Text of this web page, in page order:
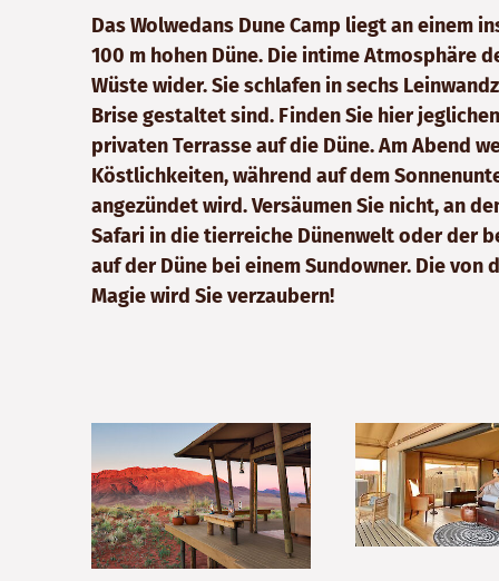
Das Wolwedans Dune Camp liegt an einem
100 m hohen Düne. Die intime Atmosphäre
Wüste wider. Sie schlafen in sechs
Brise gestaltet sind. Finden Sie hier
privaten Terrasse auf die Düne. Am Abend
Köstlichkeiten, während auf dem
angezündet wird. Versäumen Sie nicht, an
Safari in die tierreiche Dünenwelt oder der
auf der Düne bei einem Sundowner. Die
Magie wird Sie verzaubern!